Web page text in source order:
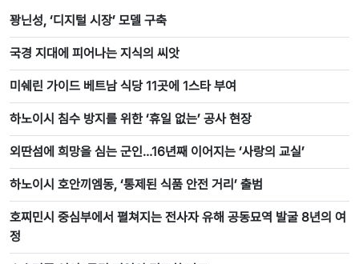
꽝닌성, ‘디지털 시장’ 모델 구축
국경 지대에 피어나는 지식의 씨앗
미쉐린 가이드 베트남 식당 11곳에 1스타 부여
하노이시 침수 방지를 위한 ‘휴일 없는’ 공사 현장
외딴섬에 희망을 심는 군인…16년째 이어지는 ‘사랑의 교실’
하노이시 호안끼엠동, ‘통제된 식품 안전 거리’ 출범
호찌민시 중심부에서 펼쳐지는 전사자 유해 공동묘역 발굴 8년의 여
정